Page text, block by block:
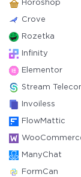
Horoshop
Crove
Rozetka
Infinity
Elementor
Stream
Invoiless
FlowMattic
ManyChat
FormCan